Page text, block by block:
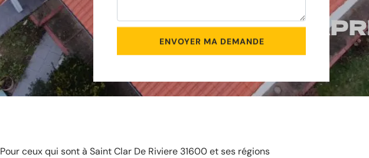
Pour ceux qui sont à Saint Clar De Riviere 31600 et ses régions